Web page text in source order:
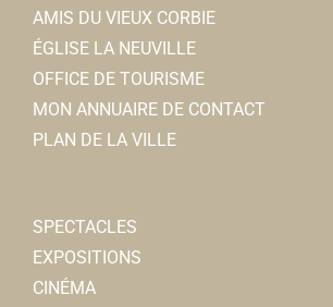
AMIS DU VIEUX CORBIE
ÉGLISE LA NEUVILLE
OFFICE DE TOURISME
MON ANNUAIRE DE CONTACT
PLAN DE LA VILLE
SPECTACLES
EXPOSITIONS
CINÉMA